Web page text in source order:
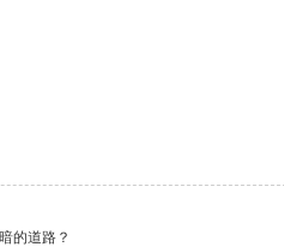
的道路？